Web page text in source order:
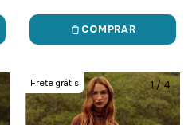
COMPRAR
1/4
Frete grátis